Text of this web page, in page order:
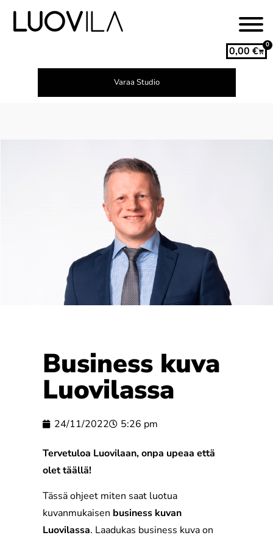
0,00 €
0
Varaa Studio
Business kuva
Luovilassa
24/11/2022 5:26 pm
Tervetuloa Luovilaan, onpa upeaa että
olet täällä!
Tässä ohjeet miten saat luotua
kuvanmukaisen business kuvan
Luovilassa. Laadukas business kuva on